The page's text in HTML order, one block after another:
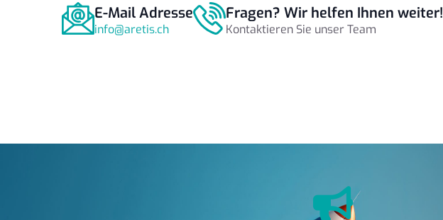
E-Mail Adresse
info@aretis.ch
Fragen? Wir helfen Ihnen weiter!
Kontaktieren Sie unser Team